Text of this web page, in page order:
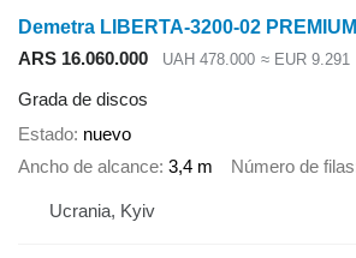
Demetra LIBERTA-3200-02 PREMIUM
ARS 16.060.000
UAH 478.000 ≈ EUR 9.291
Grada de discos
Estado nuevo
Ancho de alcance 3,4 m Número de filas
Ucrania, Kyiv